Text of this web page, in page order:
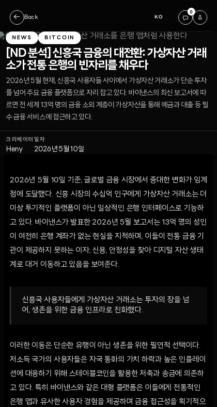
← Back KO
0
NEWS BITCOIN
[ND 분석] 신흥국 금융의 대전환: 가상자산 거래
소가 전통 은행의 빈자리를 채우다
2026년 5월 현재, 신흥국 사용자들 사이에서 가상자산 거래소가 단순 투자
를 넘어 주요 금융 플랫폼으로 자리 잡고 있다. 바이낸스의 최신 보고서에 따
르면 전 세계 13억 명의 금융 소외 계층이 가상자산을 통해 예금과 대출 등 필
수 금융 서비스에 접근하고 있다.
크리에이터
Heny
일자
2026년 5월 10일
2026년 5월 10일 기준, 글로벌 금융 시장에서 중대한 변화가 임계
점에 도달했다. 신흥 시장의 수십억 인구에게 가상자산 거래소는 더
이상 투기적인 플랫폼이 아닌 일상적인 은행 인터페이스로 기능하
고 있다. 바이낸스가 발표한 2026년 5월 보고서는 13억 명의 성인
이 여전히 은행 계좌가 없는 현실을 지적하며, 이들이 전통 금융 기
관이 제공하지 못하는 이자, 신용, 안정성을 찾아 디지털 자산 생태
계로 대거 이동하고 있음을 보여준다.
신흥국 사용자들에게 가상자산 거래소는 투자의 장을 넘
어, 생존을 위한 금융 인프라로 진화했다.
이러한 이동은 단순한 유행이 아닌 생존을 위한 필연적 선택이다.
저소득 국가의 사용자들은 자국 통화의 가치 하락과 높은 인플레이
션에 대응하기 위해 스테이블코인을 활용한 저축과 송금에 의존하
고 있다. 특히 바이낸스와 같은 대형 플랫폼은 이들에게 전통적인
은행 앱과 유사한 사용자 경험을 제공하며 금융 접근성을 획기적으